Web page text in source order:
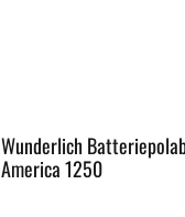
Wunderlich
America 1250